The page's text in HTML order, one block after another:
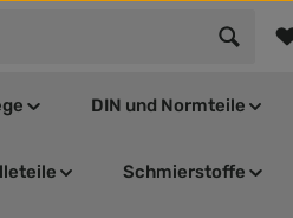
DIN und Normteile
Schmierstoffe